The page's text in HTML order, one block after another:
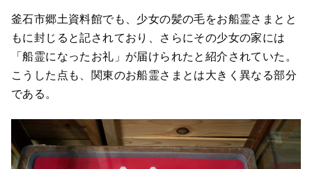
釜石市郷土資料館でも、少女の髪の毛をお船霊さまとと
もに封じると記されており、さらにその少女の家には
「船霊になったお礼」が届けられたと紹介されていた。
こうした点も、関東のお船霊さまとは大きく異なる部分
である。